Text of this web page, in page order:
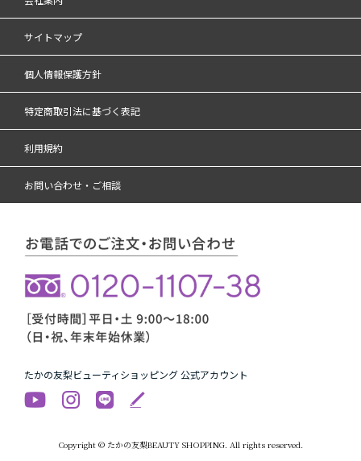
サイトマップ
個人情報保護方針
特定商取引法に基づく表記
利用規約
お問い合わせ・ご相談
たかの友梨ビューティショッピング 公式アカウント
Copyright © たかの友梨BEAUTY SHOPPING. All rights reserved.